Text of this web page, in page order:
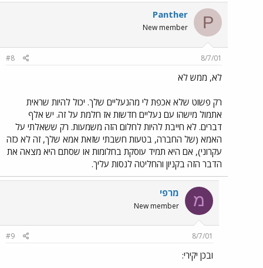
P
Panther
New member
8/7/01
#8
לא, ממש לא
רק פשוט שלא אכפת לי מהנעליים שלך. יכול להיות שראית
אתמול מישהו עם נעליים חדשות אז חלמת על זה. יש אלף
דברים. לא חייבת להיות לחלום הזה משמעות. רק ששאלתי על
האמא (של החברה, בטעות חשבתי שזאת אמא שלך, זה לא כזה
עקרוני), אם היא תמיד עוסקת בחלומות או שסתם היא מצאה את
הדבר הזה בקניון והחליטה לנסות עליך.
מ מרפי
New member
8/7/01
#9
ובכן יקירי: